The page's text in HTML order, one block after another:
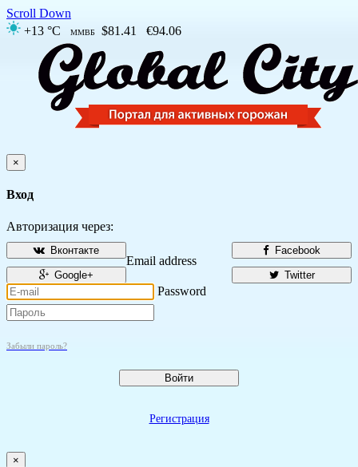
Scroll Down
+13 °C
ММВБ $81.41 €94.06
×
Вход
Авторизация через:
Facebook
Вконтакте
Twitter
Google+
Email address
Password
Забыли пароль?
Войти
Регистрация
×